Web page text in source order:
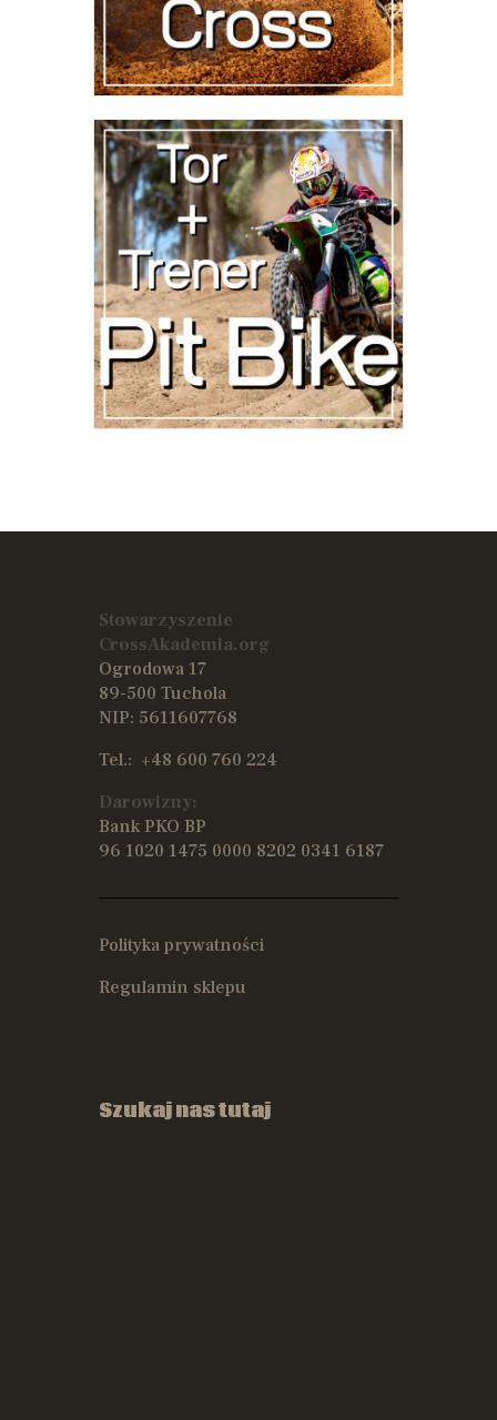
Tor + Trener +
Nasz Pit Bike
(Stały klient)
100,00zł
Stowarzyszenie
CrossAkademia.org
Ogrodowa 17
89-500 Tuchola
NIP: 5611607768
Tel.: +48 600 760 224
Darowizny:
Bank PKO BP
96 1020 1475 0000 8202 0341 6187
Polityka prywatności
Regulamin sklepu
Szukaj nas tutaj